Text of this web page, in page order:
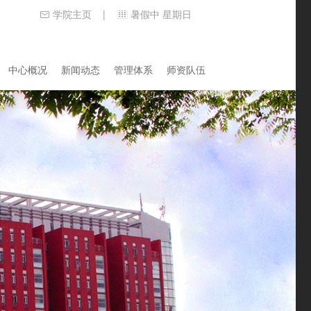
学院主页 | 暑假中 星期日
中心概况 新闻动态 管理体系 师资队伍